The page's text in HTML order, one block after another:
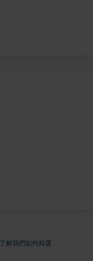
了解我們如何精選